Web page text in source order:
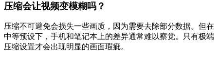
压缩会让视频变模糊吗？
压缩不可避免会损失一些画质，因为需要去除部分数据。但在
中等预设下，手机和笔记本上的差异通常难以察觉。只有极端
压缩设置才会出现明显的画面瑕疵。